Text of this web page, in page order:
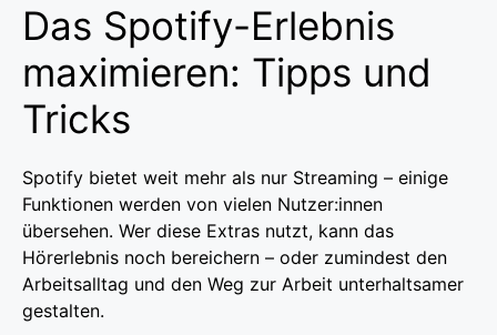
Das Spotify-Erlebnis
maximieren: Tipps und
Tricks
Spotify bietet weit mehr als nur Streaming – einige
Funktionen werden von vielen Nutzer:innen
übersehen. Wer diese Extras nutzt, kann das
Hörerlebnis noch bereichern – oder zumindest den
Arbeitsalltag und den Weg zur Arbeit unterhaltsamer
gestalten.